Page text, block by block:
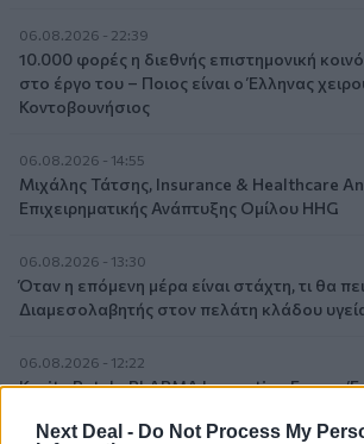
Next Deal - Do Not Process My
06.08.2026 - 22:39
10.000 φορές η διεθνής επιστημονική
στο έργο του – Ποιος είναι ο Έλληνας
Κοντοβουνήσιος
06.08.2026 - 14:55
Μιχάλης Τάτσης, Insurance & Healthcare
Επιχειρηματικής Ανάπτυξης Ομίλου HHG
06.08.2026 - 13:30
Όταν η επόμενη μέρα είναι στάχτη, τι θα
Διαμεσολαβητής στον πελάτη κλάδου
06.08.2026 - 12:22
Kavita Patel - PhARMA Innovation Forum: